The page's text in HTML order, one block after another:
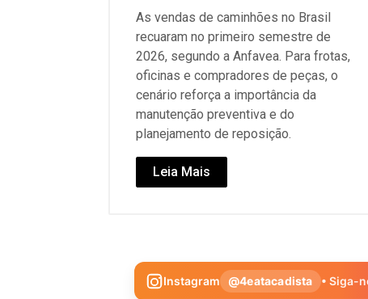
As vendas de caminhões no Brasil
recuaram no primeiro semestre de
2026, segundo a Anfavea. Para frotas,
oficinas e compradores de peças, o
cenário reforça a importância da
manutenção preventiva e do
planejamento de reposição.
Leia Mais
Instagram @4eatacadista • Siga-